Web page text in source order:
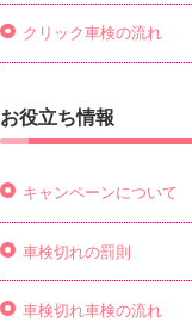
クリック車検の流れ
お役立ち情報
キャンペーンについて
車検切れの罰則
車検切れ車検の流れ